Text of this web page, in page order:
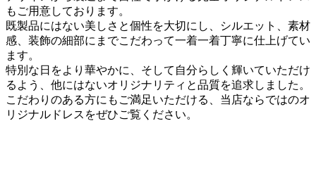
もご用意しております。
既製品にはない美しさと個性を大切にし、シルエット、素材
感、装飾の細部にまでこだわって一着一着丁寧に仕上げてい
ます。
特別な日をより華やかに、そして自分らしく輝いていただけ
るよう、他にはないオリジナリティと品質を追求しました。
こだわりのある方にもご満足いただける、当店ならではのオ
リジナルドレスをぜひご覧ください。